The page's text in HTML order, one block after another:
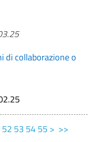
di collaborazione o
52 53 5455 > >>